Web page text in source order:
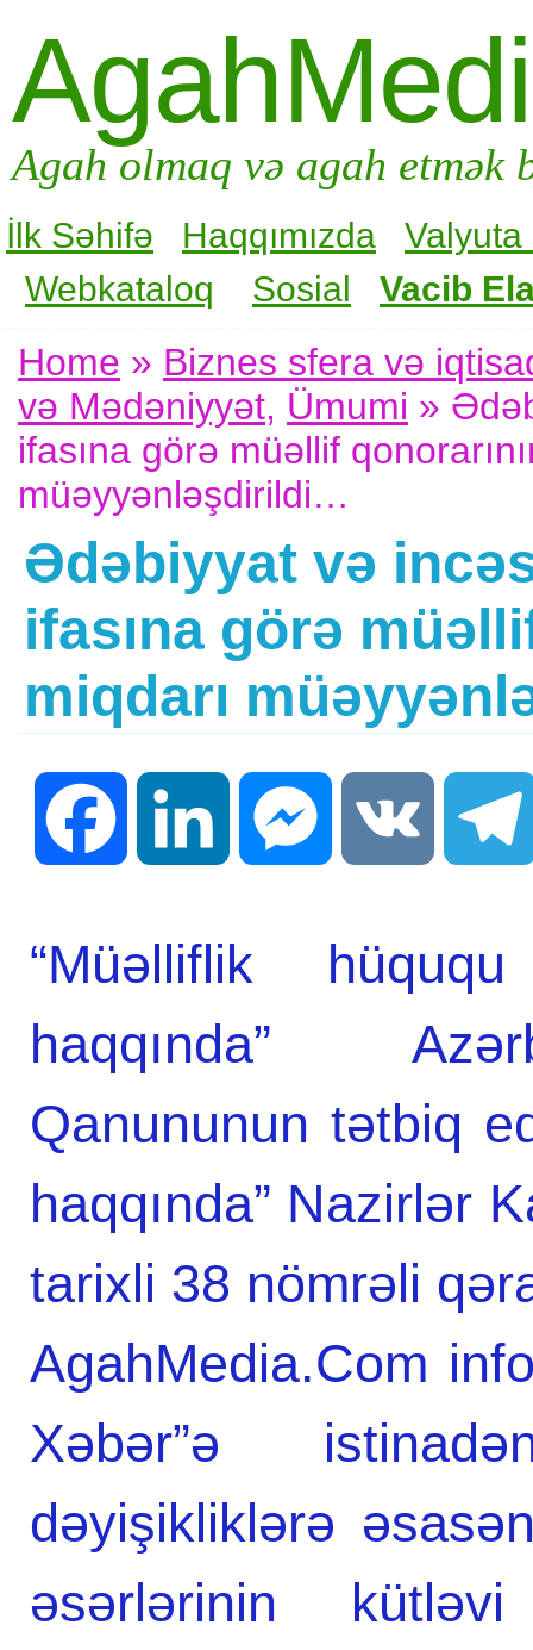
Agah olmaq və agah
İlk Səhifə Haqqımızda
Valyuta
Webkataloq
Sosial Vacib
Home » Biznes sfera və
və Mədəniyyət, Ümumi »
ifasına görə müəllif
müəyyənləşdirildi…
Ədəbiyyat və
ifasına görə
miqdarı
Facebook LinkedIn Messenger VK
“Müəlliflik
haqqında”
Qanununun tətbiq
haqqında” Nazirlər
tarixli 38 nömrəli
AgahMedia.Com
Xəbər”ə
dəyişikliklərə
əsərlərinin